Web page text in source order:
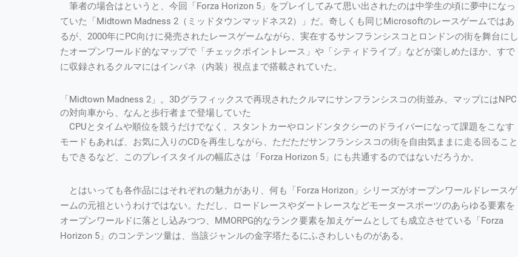
筆者の場合はというと、今回「Forza Horizon 5」をプレイしてみて思い出されたのは中学生の頃に夢中になっ
ていた「Midtown Madness 2（ミッドタウンマッドネス2）」だ。奇しくも同じMicrosoftのレースゲームではあ
るが、2000年にPC向けに発売されたレースゲームながら、実在するサンフランシスコとロンドンの街を舞台にし
たオープンワールド的なマップで「チェックポイントレース」や「シティドライブ」などが楽しめたほか、すで
に収録されるクルマにはインパネ（内装）視点まで搭載されていた。
「Midtown Madness 2」。3Dグラフィックスで再現されたクルマにサンフランシスコの街並み。マップにはNPC
の対向車から、なんと歩行者まで登場していた
CPUとタイムや順位を競うだけでなく、スタントカーやロンドンタクシーのドライバーになって課題をこなす
モードもあれば、お気に入りのCDを再生しながら、ただただサンフランシスコの街を自由気ままに走る回ること
もできるなど、このプレイスタイルの幅広さは「Forza Horizon 5」にも共通するのではないだろうか。
とはいっても各作品にはそれぞれの魅力があり、何も「Forza Horizon」シリーズがオープンワールドレースゲ
ームの元祖というわけではない。ただし、ロードレースやダートレースなどモータースポーツのあらゆる要素を
オープンワールドに落とし込みつつ、MMORPG的なランク要素を加えゲームとしても成立させている「Forza
Horizon 5」のコンテンツ量は、当該ジャンルの金字塔たるにふさわしいものがある。